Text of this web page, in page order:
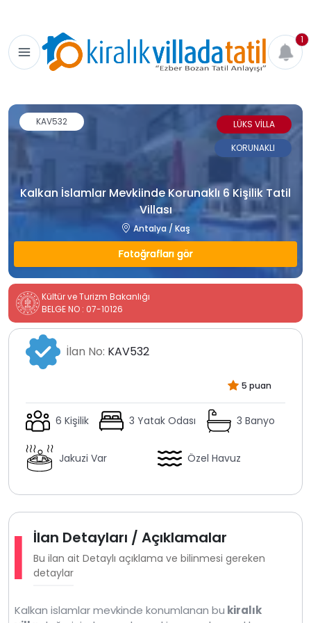
1
Kalkan İslamlar Mevkiinde Korunaklı 6 Kişilik Tatil
Villası
Antalya / Kaş
Fotoğrafları gör
KAV532
LÜKS VİLLA
KORUNAKLI
Kültür ve Turizm Bakanlığı
BELGE NO : 07-10126
İlan No: KAV532
5 puan
6 Kişilik 3 Yatak Odası 3 Banyo
Jakuzi Var Özel Havuz
İlan Detayları / Açıklamalar
Bu ilan ait Detaylı açıklama ve bilinmesi gereken
detaylar
Kalkan islamlar mevkinde konumlanan bu kiralık